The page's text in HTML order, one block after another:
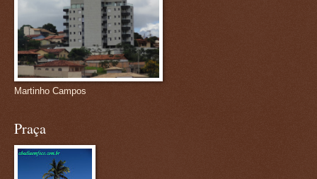
Martinho Campos
Praça